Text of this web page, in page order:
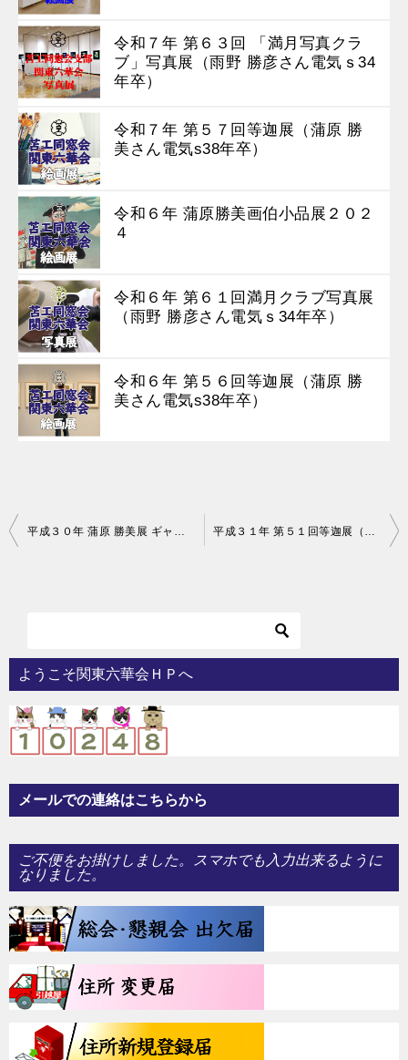
令和７年 第６３回 「満月写真クラ
ブ」写真展（雨野 勝彦さん電気ｓ34
年卒）
令和７年 第５７回等迦展（蒲原 勝
美さん電気s38年卒）
令和６年 蒲原勝美画伯小品展２０２
４
令和６年 第６１回満月クラブ写真展
（雨野 勝彦さん電気ｓ34年卒）
令和６年 第５６回等迦展（蒲原 勝
美さん電気s38年卒）
投
ー
シ
ョ
ン
平成３０年 蒲原 勝美展 ギャラリー暁（電気s38年卒） 平成３１年 第５１回等迦展（蒲原 勝美さん電気s38年卒）
ようこそ関東六華会ＨＰへ
メールでの連絡はこちらから
ご不便をお掛けしました。スマホでも入力出来るように
なりました。